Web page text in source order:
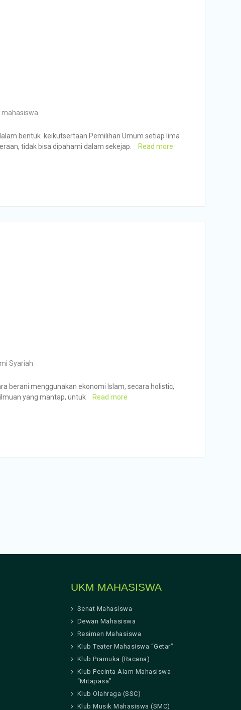
bentuk keikutsertaan Pemilihan Umum setiap lima
tidak bisa dipahami dalam sekejap.
Read more
Syariah
berani menggunakan ekonomi Islam, secara holistic,
yang mantap, untuk
Read more
UKM MAHASISWA
Senat Mahasiswa
Dewan Mahasiswa
Resimen Mahasiswa
Klub Teater Mahasiswa “Getar”
Klub Pramuka (Racana)
Klub Pecinta Alam Mahasiswa
“Mitapasa”
Klub Olahraga (SSC)
Klub Musik Mahasiswa (SMC)